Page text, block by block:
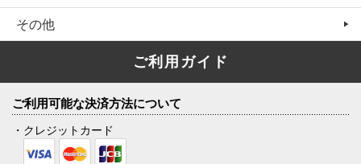
その他
ご利用ガイド
ご利用可能な決済方法について
・クレジットカード